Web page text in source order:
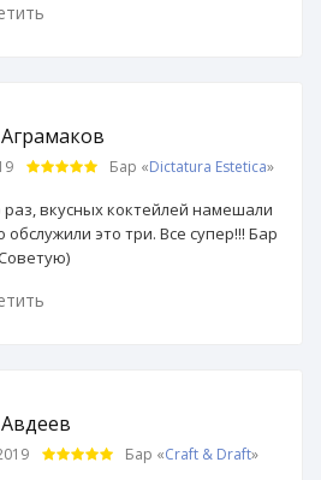
Бар «Dictatura Estetica»
раз, вкусных коктейлей намешали
это три. Все супер!!! Бар
Бар «Craft & Draft»